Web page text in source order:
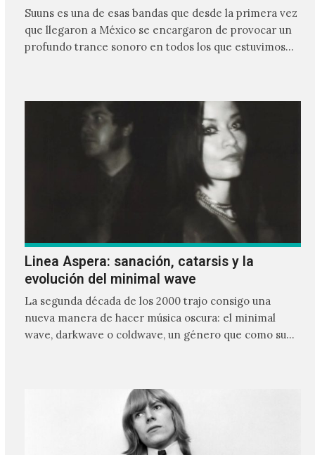
Suuns es una de esas bandas que desde la primera vez
que llegaron a México se encargaron de provocar un
profundo trance sonoro en todos los que estuvimos
Linea Aspera: sanación, catarsis y la
evolución del minimal wave
La segunda década de los 2000 trajo consigo una
nueva manera de hacer música oscura: el minimal
wave, darkwave o coldwave, un género que como su